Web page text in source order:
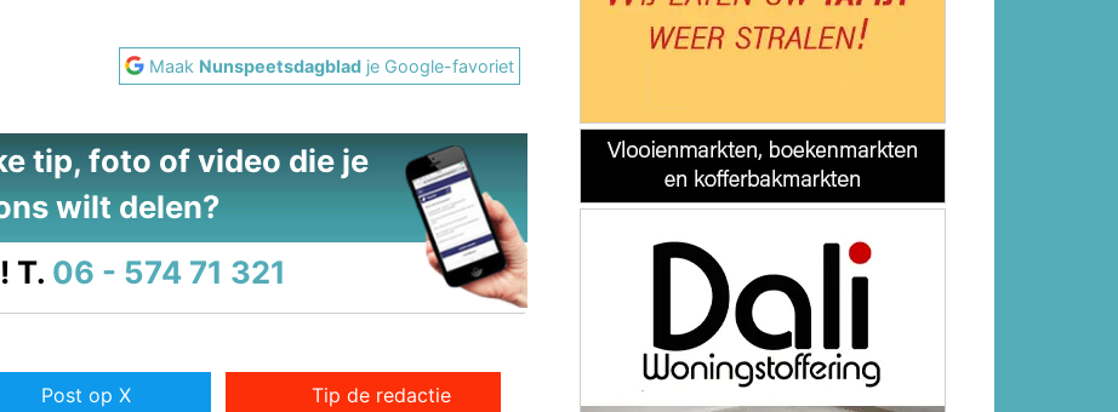
Maak Nunspeetsdagblad je Google-favoriet
tip, foto of video die je
wilt delen?
T. 06 - 574 71 321
Post op X Tip de redactie